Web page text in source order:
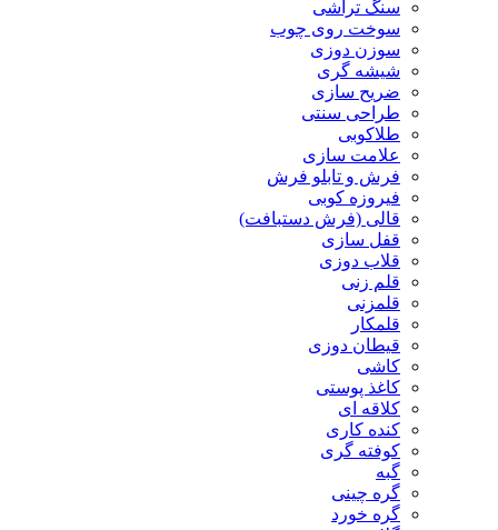
سنگ تراشی
سوخت روی چوب
سوزن دوزی
شیشه گری
ضریح سازی
طراحی سنتی
طلاکوبی
علامت سازی
فرش و تابلو فرش
فیروزه کوبی
قالی (فرش دستبافت)
قفل سازی
قلاب دوزی
قلم زنی
قلمزنی
قلمکار
قیطان دوزی
کاشی
کاغذ پوستی
کلاقه ای
کنده کاری
کوفته گری
گبه
گره چینی
گره خورد